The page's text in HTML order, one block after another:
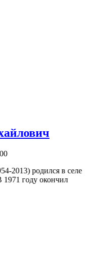
2013) родился в селе
1971 году окончил